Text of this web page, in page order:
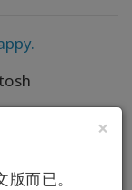
×
而已。